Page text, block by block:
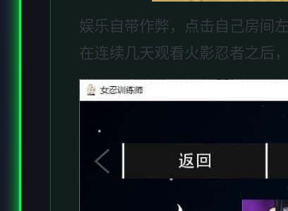
娱乐自带作弊，点击自己房间
在连续几天观看火影忍者之后